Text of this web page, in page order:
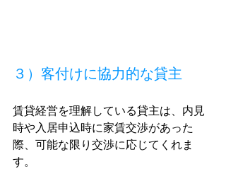
３）客付けに協力的な貸主
賃貸経営を理解している貸主は、内見
時や入居申込時に家賃交渉があった
際、可能な限り交渉に応じてくれま
す。